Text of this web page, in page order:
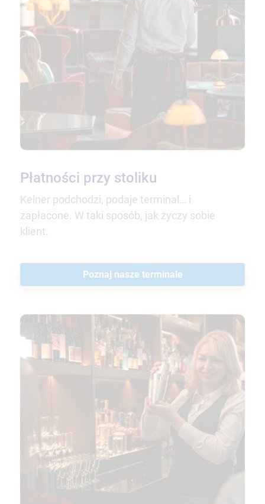
Płatności przy stoliku
Kelner podchodzi, podaje terminal… i
zapłacone. W taki sposób, jak życzy sobie
klient.
Poznaj nasze terminale